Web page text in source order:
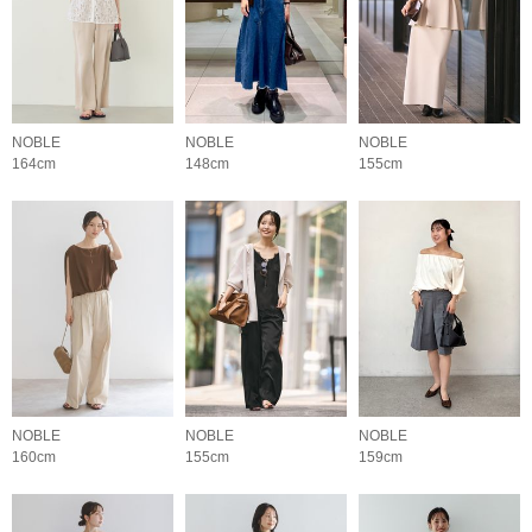
NOBLE
164cm
NOBLE
148cm
NOBLE
155cm
NOBLE
160cm
NOBLE
155cm
NOBLE
159cm